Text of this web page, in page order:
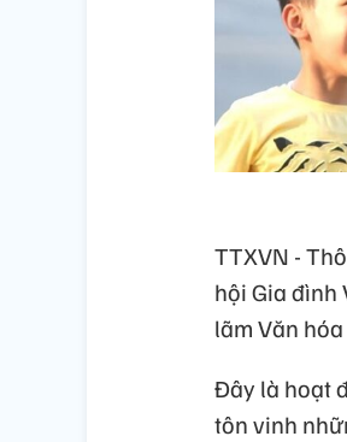
TTXVN -
hội Gia đình
lãm Văn
Đây là hoạt
tôn vinh